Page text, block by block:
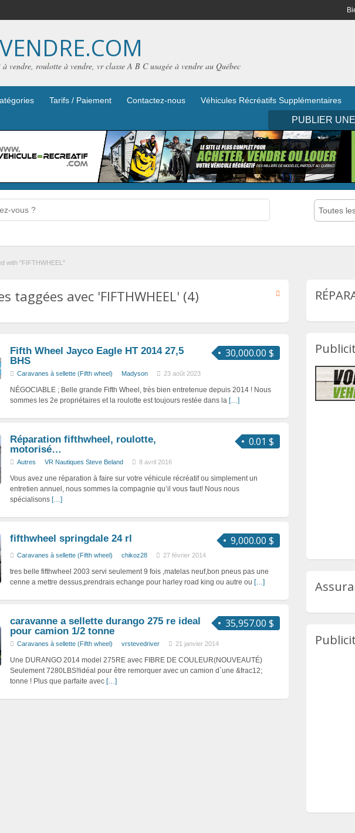
à vendre, roulotte à vendre, vr classe A B C usagée à vendre au Québec
Tarifs / Paiement Contactez-nous Véhicules Récréatifs Supplémentaires
PUBLIER
Toutes
with "FIFTHWHEEL"
taggées avec 'FIFTHWHEEL' (4)
30,000.00 $
Fifth Wheel Jayco Eagle HT 2014 27,5
BHS
Caravanes à sellette (Fifth wheel) Madyson 23 août 2023
NÉGOCIABLE ; Belle grande Fifth Wheel, très bien entretenue depuis 2014 ! Nous
sommes les 2e propriétaires et la roulotte est toujours restée dans la […]
0.01 $
Réparation fifthwheel, roulotte,
motorisé…
Autres VR Nautiques Steve Beland 8 avril 2016
Vous avez une réparation à faire sur votre véhicule récréatif ou simplement un
entretien annuel, nous sommes la compagnie qu’il vous faut! Nous nous
spécialisons […]
9,000.00 $
fifthwheel springdale 24 rl
Caravanes à sellette (Fifth wheel) chikoz28 27 février 2014
tres belle fifthwheel 2003 servi seulement 9 fois ,matelas neuf,bon pneus pas une
cenne a mettre dessus,prendrais echange pour harley road king ou autre ou […]
35,957.00 $
caravanne a sellette durango 275 re ideal
pour camion 1/2 tonne
Caravanes à sellette (Fifth wheel) vrstevedriver 21 janvier 2014
Une DURANGO 2014 model 275RE avec FIBRE DE COULEUR(NOUVEAUTÉ)
Seulement 7280LBS!!idéal pour être remorquer avec un camion d`une &frac12;
tonne ! Plus que parfaite avec […]